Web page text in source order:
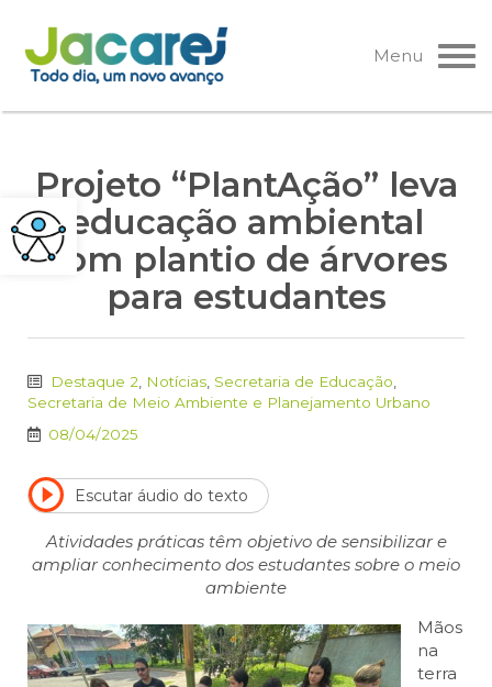
Pular
para
o
Menu
Projeto “PlantAção” leva
educação ambiental
com plantio de árvores
para estudantes
Destaque 2 Notícias Secretaria de Educação
Secretaria de Meio Ambiente e Planejamento Urbano
08/04/2025
Escutar áudio do texto
Atividades práticas têm objetivo de sensibilizar e
ampliar conhecimento dos estudantes sobre o meio
ambiente
Mãos
na
terra